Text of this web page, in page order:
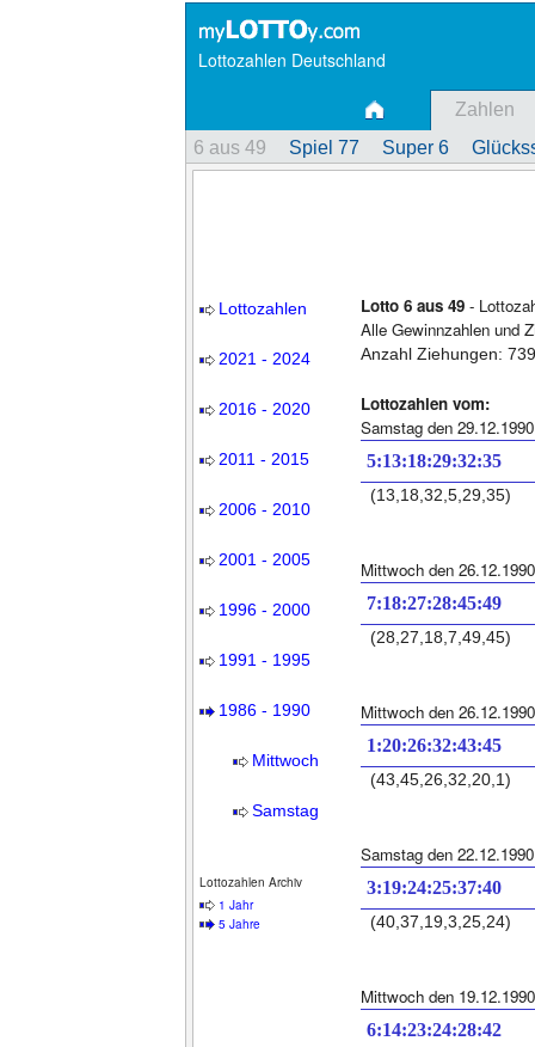
Lottozahlen Deutschland
Zahlen
6 aus 49
Spiel 77 Super 6
Lottozahlen
2021 - 2024
2016 - 2020
2011 - 2015
2006 - 2010
2001 - 2005
1996 - 2000
1991 - 1995
1986 - 1990
Mittwoch
Samstag
Lottozahlen Archiv
1 Jahr
5 Jahre
Lotto 6 aus 49 -
Alle Gewinnzahlen und
Anzahl Ziehungen: 739
Lottozahlen vom:
Samstag den 29.12.1990
5:13:18:29:32:35
(13,18,32,5,29,35)
Mittwoch den 26.12.1990
7:18:27:28:45:49
(28,27,18,7,49,45)
Mittwoch den 26.12.1990
1:20:26:32:43:45
(43,45,26,32,20,1)
Samstag den 22.12.1990
3:19:24:25:37:40
(40,37,19,3,25,24)
Mittwoch den 19.12.1990
6:14:23:24:28:42